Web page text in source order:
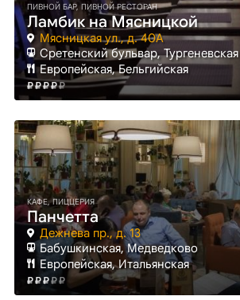
ПИВНОЙ БАР, ПИВНОЙ РЕСТОРАН
Ламбик на Мясницкой
Мясницкая ул., д. 40А
Сретенский бульвар, Тургеневская
Европейская, Бельгийская
КАФЕ, ПИЦЦЕРИЯ
Панчетта
Дежнева пр., д. 13
Бабушкинская, Медведково
Европейская, Итальянская